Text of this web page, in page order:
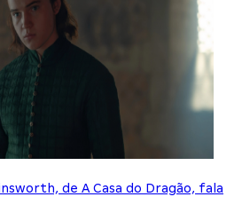
de A Casa do Dragão, fala